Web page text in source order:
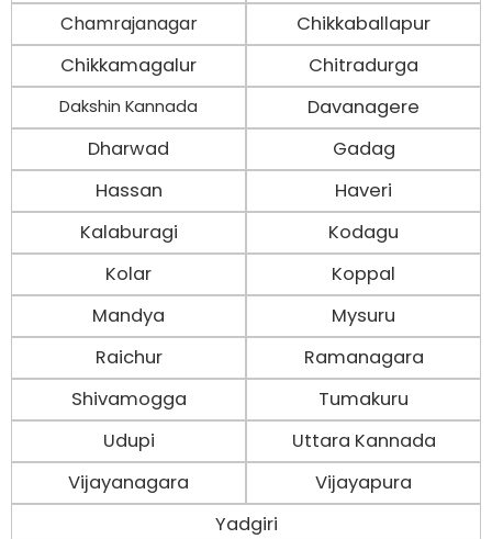
Chamrajanagar
Chikkaballapur
Chikkamagalur
Chitradurga
Dakshin Kannada
Davanagere
Dharwad
Gadag
Hassan
Haveri
Kalaburagi
Kodagu
Kolar
Koppal
Mandya
Mysuru
Raichur
Ramanagara
Shivamogga
Tumakuru
Udupi
Uttara Kannada
Vijayanagara
Vijayapura
Yadgiri